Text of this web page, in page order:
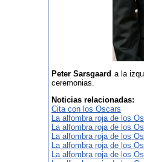
Peter Sarsgaard a la
ceremonias.
Noticias relacionadas:
Cita con los Oscars
La alfombra roja de los
La alfombra roja de los
La alfombra roja de los
La alfombra roja de los
La alfombra roja de los